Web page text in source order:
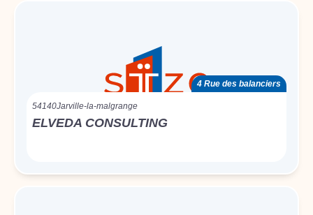
4 Rue des balanciers
54140Jarville-la-malgrange
ELVEDA CONSULTING